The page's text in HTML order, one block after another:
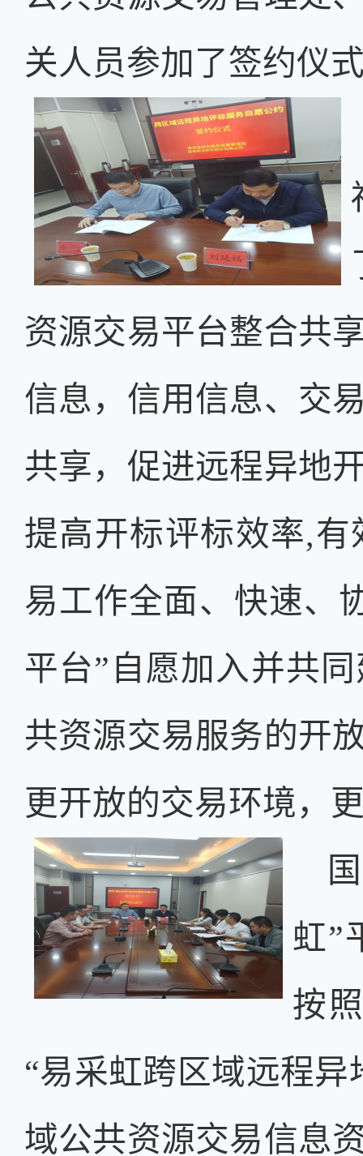
关人员参加了签约仪
资源交易平台整合共
信息，信用信息、交
共享，促进远程异地
提高开标评标效率,有
易工作全面、快速、
平台”自愿加入并共
共资源交易服务的开
更开放的交易环境，
虹”
按
“易采虹跨区域远程
域公共资源交易信息